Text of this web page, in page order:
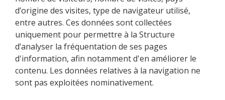
d’origine des visites, type de navigateur utilisé,
entre autres. Ces données sont collectées
uniquement pour permettre à la Structure
d’analyser la fréquentation de ses pages
d'information, afin notamment d'en améliorer le
contenu. Les données relatives à la navigation ne
sont pas exploitées nominativement.